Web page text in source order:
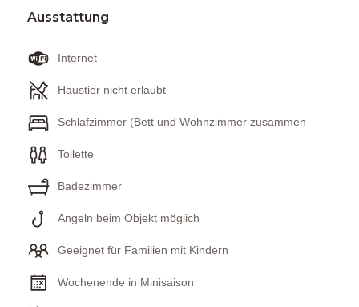
Ausstattung
Internet
Haustier nicht erlaubt
Schlafzimmer (Bett und Wohnzimmer zusammen
Toilette
Badezimmer
Angeln beim Objekt möglich
Geeignet für Familien mit Kindern
Wochenende in Minisaison